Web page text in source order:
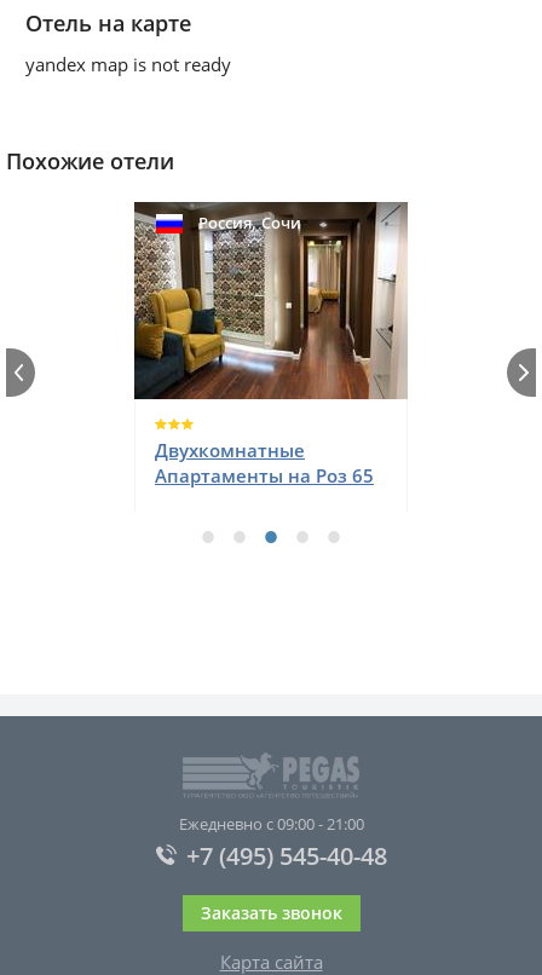
Отель на карте
yandex map is not ready
Похожие отели
Россия, Сочи
Clever (Клевер) апарт-
отель
Ежедневно с 09:00 - 21:00
+7 (495) 545-40-48
Заказать звонок
Карта сайта